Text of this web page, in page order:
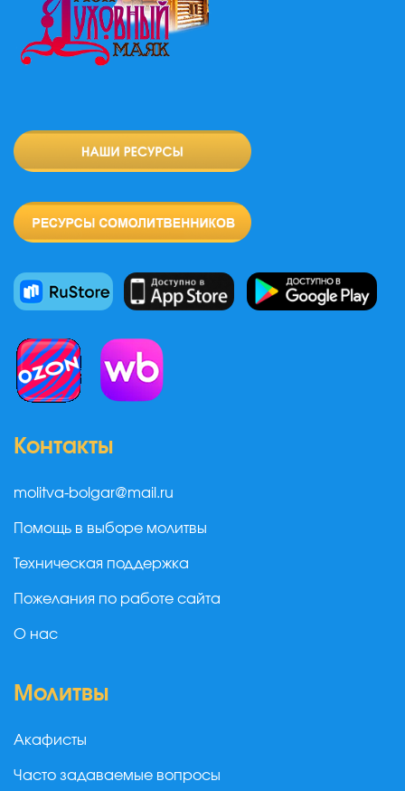
Контакты
molitva-bolgar@mail.ru
Помощь в выборе молитвы
Техническая поддержка
Пожелания по работе сайта
О нас
Молитвы
Акафисты
Часто задаваемые вопросы